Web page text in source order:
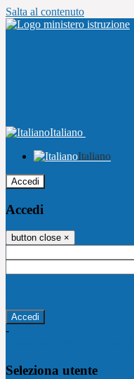
Salta al contenuto
Italiano
Italiano
Accedi
Accedi
button close ×
-
Seleziona utente